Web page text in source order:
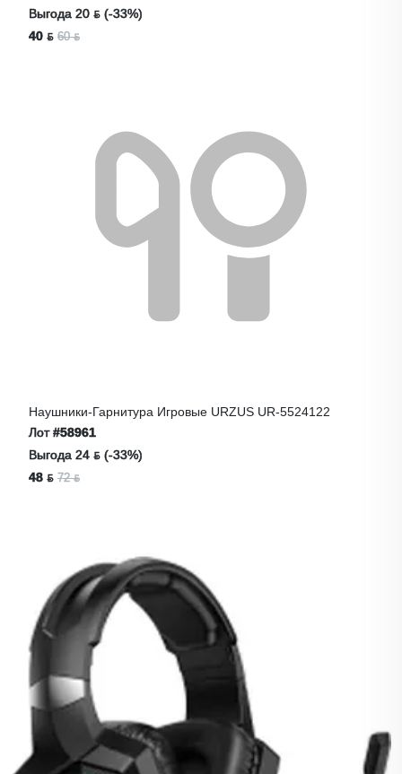
Выгода 20 ƃ (-33%)
40 ƃ 60 ƃ
Наушники-Гарнитура Игровые URZUS UR-5524122
Лот#58961
Выгода 24 ƃ (-33%)
48 ƃ 72 ƃ